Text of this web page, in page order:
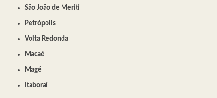
São João de Meriti
Petrópolis
Volta Redonda
Macaé
Magé
Itaboraí